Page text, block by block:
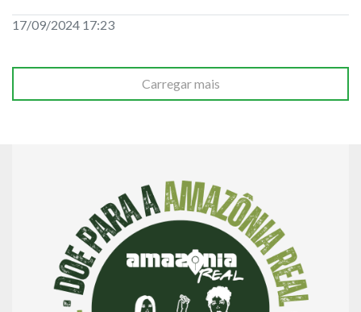
17/09/2024 17:23
Carregar mais